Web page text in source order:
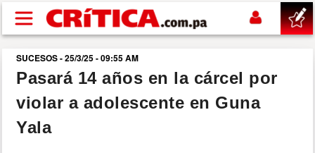
Pasar al contenido principal
buscar
SUCESOS
SUCESOS - 25/3/25 - 09:55 AM
Pasará 14 años en la cárcel por
violar a adolescente en Guna
Yala